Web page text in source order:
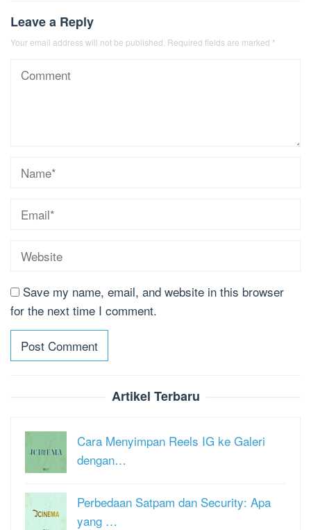
Leave a Reply
Your email address will not be published. Required fields are marked *
Save my name, email, and website in this browser
for the next time I comment.
Artikel Terbaru
Cara Menyimpan Reels IG ke Galeri
dengan…
Perbedaan Satpam dan Security: Apa
yang …